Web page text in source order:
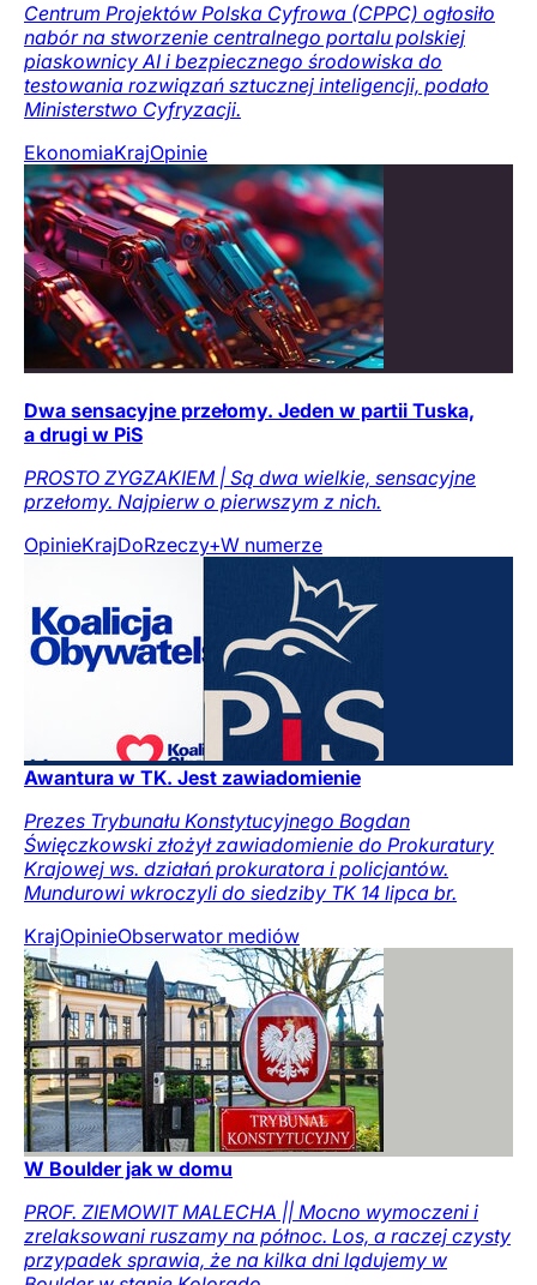
Centrum Projektów Polska Cyfrowa (CPPC) ogłosiło
nabór na stworzenie centralnego portalu polskiej
piaskownicy AI i bezpiecznego środowiska do
testowania rozwiązań sztucznej inteligencji, podało
Ministerstwo Cyfryzacji.
EkonomiaKrajOpinie
Dwa sensacyjne przełomy. Jeden w partii Tuska,
a drugi w PiS
PROSTO ZYGZAKIEM | Są dwa wielkie, sensacyjne
przełomy. Najpierw o pierwszym z nich.
OpinieKrajDoRzeczy+W numerze
Awantura w TK. Jest zawiadomienie
Prezes Trybunału Konstytucyjnego Bogdan
Święczkowski złożył zawiadomienie do Prokuratury
Krajowej ws. działań prokuratora i policjantów.
Mundurowi wkroczyli do siedziby TK 14 lipca br.
KrajOpinieObserwator mediów
W Boulder jak w domu
PROF. ZIEMOWIT MALECHA || Mocno wymoczeni i
zrelaksowani ruszamy na północ. Los, a raczej czysty
przypadek sprawia, że na kilka dni lądujemy w